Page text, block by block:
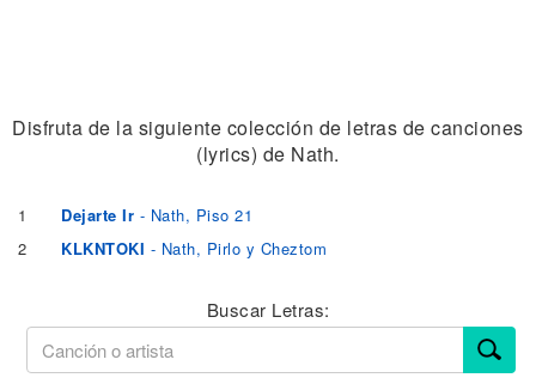
Disfruta de la siguiente colección de letras de canciones
(lyrics) de Nath.
1 Dejarte Ir - Nath, Piso 21
2
KLKNTOKI - Nath, Pirlo y Cheztom
Buscar Letras: